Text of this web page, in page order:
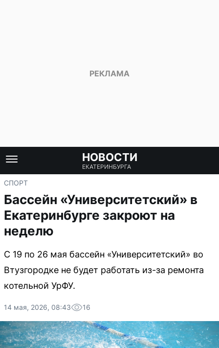
НОВОСТИ
ЕКАТЕРИНБУРГА
СПОРТ
Бассейн «Университетский» в
Екатеринбурге закроют на
неделю
С 19 по 26 мая бассейн «Университетский» во
Втузгородке не будет работать из-за ремонта
котельной УрФУ.
14 мая, 2026, 08:43 16